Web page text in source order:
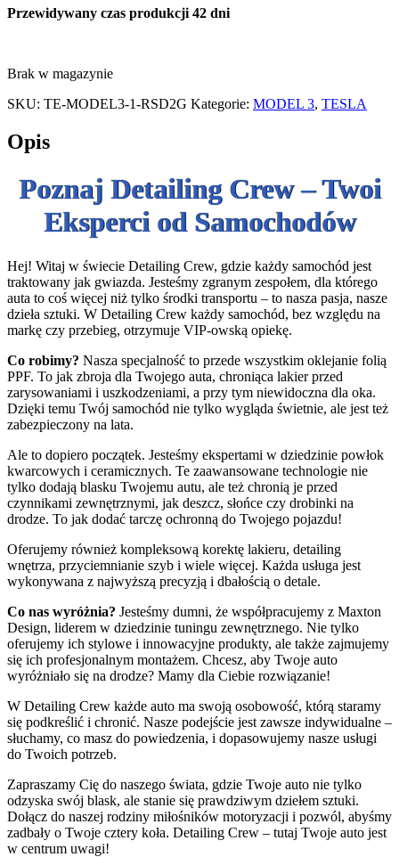
Przewidywany czas produkcji 42 dni
Brak w magazynie
SKU: TE-MODEL3-1-RSD2G Kategorie: MODEL 3, TESLA
Opis
Poznaj Detailing Crew – Twoi
Eksperci od Samochodów
Hej! Witaj w świecie Detailing Crew, gdzie każdy samochód jest
traktowany jak gwiazda. Jesteśmy zgranym zespołem, dla którego
auta to coś więcej niż tylko środki transportu – to nasza pasja, nasze
dzieła sztuki. W Detailing Crew każdy samochód, bez względu na
markę czy przebieg, otrzymuje VIP-owską opiekę.
Co robimy? Nasza specjalność to przede wszystkim oklejanie folią
PPF. To jak zbroja dla Twojego auta, chroniąca lakier przed
zarysowaniami i uszkodzeniami, a przy tym niewidoczna dla oka.
Dzięki temu Twój samochód nie tylko wygląda świetnie, ale jest też
zabezpieczony na lata.
Ale to dopiero początek. Jesteśmy ekspertami w dziedzinie powłok
kwarcowych i ceramicznych. Te zaawansowane technologie nie
tylko dodają blasku Twojemu autu, ale też chronią je przed
czynnikami zewnętrznymi, jak deszcz, słońce czy drobinki na
drodze. To jak dodać tarczę ochronną do Twojego pojazdu!
Oferujemy również kompleksową korektę lakieru, detailing
wnętrza, przyciemnianie szyb i wiele więcej. Każda usługa jest
wykonywana z najwyższą precyzją i dbałością o detale.
Co nas wyróżnia? Jesteśmy dumni, że współpracujemy z Maxton
Design, liderem w dziedzinie tuningu zewnętrznego. Nie tylko
oferujemy ich stylowe i innowacyjne produkty, ale także zajmujemy
się ich profesjonalnym montażem. Chcesz, aby Twoje auto
wyróżniało się na drodze? Mamy dla Ciebie rozwiązanie!
W Detailing Crew każde auto ma swoją osobowość, którą staramy
się podkreślić i chronić. Nasze podejście jest zawsze indywidualne –
słuchamy, co masz do powiedzenia, i dopasowujemy nasze usługi
do Twoich potrzeb.
Zapraszamy Cię do naszego świata, gdzie Twoje auto nie tylko
odzyska swój blask, ale stanie się prawdziwym dziełem sztuki.
Dołącz do naszej rodziny miłośników motoryzacji i pozwól, abyśmy
zadbały o Twoje cztery koła. Detailing Crew – tutaj Twoje auto jest
w centrum uwagi!